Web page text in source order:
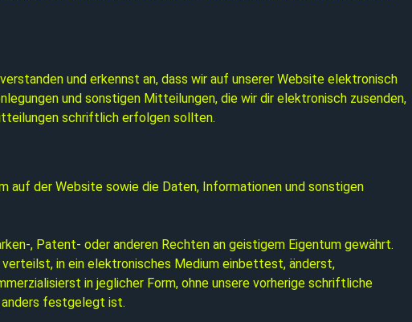
und erkennst an, dass wir auf unserer Website elektronisch
und sonstigen Mitteilungen, die wir dir elektronisch zusenden,
schriftlich erfolgen sollten.
auf der Website sowie die Daten, Informationen und sonstigen
, Patent- oder anderen Rechten an geistigem Eigentum gewährt.
in ein elektronisches Medium einbettest, änderst,
in jeglicher Form, ohne unsere vorherige schriftliche
anders festgelegt ist.